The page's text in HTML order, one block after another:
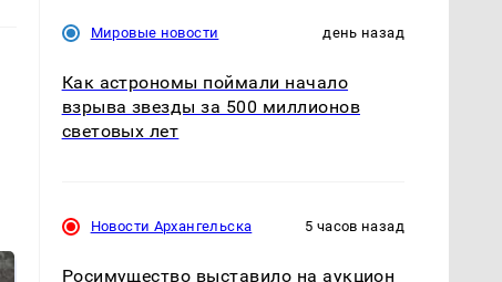
Мировые новости день назад
Как астрономы поймали начало
взрыва звезды за 500 миллионов
световых лет
Новости Архангельска 5 часов назад
Росимущество выставило на аукцион